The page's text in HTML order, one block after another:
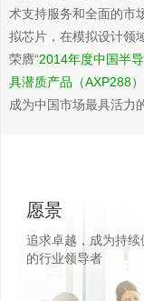
术支持服务和全面的市
拟芯片，在模拟设计领
荣膺“2014年度中国半
具潜质产品（AXP288）
成为中国市场最具活力
愿景
追求卓越，成为持续
的行业领导者